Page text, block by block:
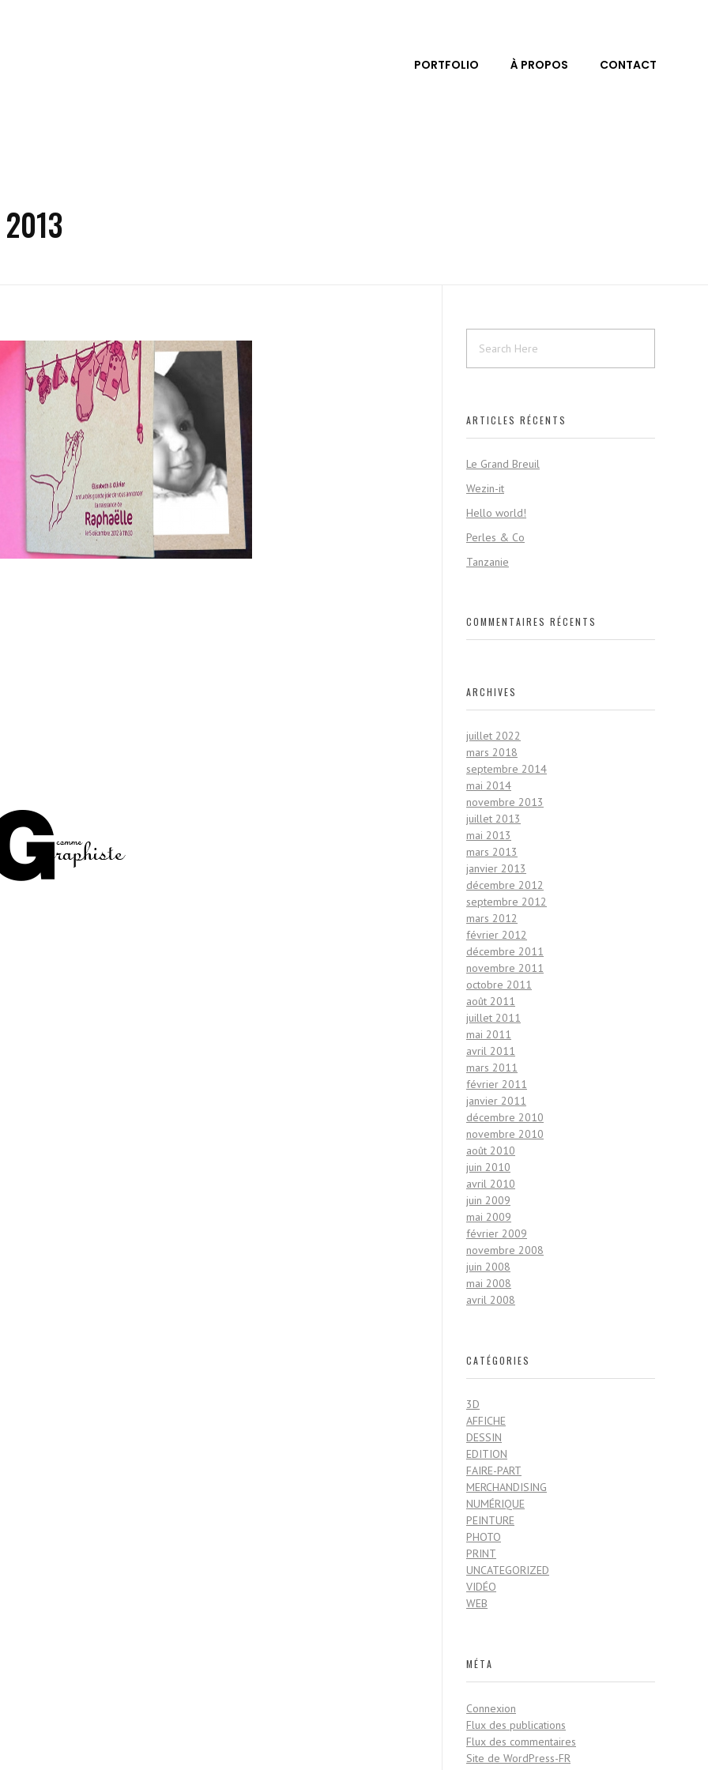
PORTFOLIO À PROPOS CONTACT
ARTICLES RÉCENTS
Le Grand Breuil
Wezin-it
Hello world!
Perles & Co
Tanzanie
COMMENTAIRES RÉCENTS
ARCHIVES
juillet 2022
mars 2018
septembre 2014
mai 2014
novembre 2013
juillet 2013
mai 2013
mars 2013
janvier 2013
décembre 2012
septembre 2012
mars 2012
février 2012
décembre 2011
novembre 2011
octobre 2011
août 2011
juillet 2011
mai 2011
avril 2011
mars 2011
février 2011
janvier 2011
décembre 2010
novembre 2010
août 2010
juin 2010
avril 2010
juin 2009
mai 2009
février 2009
novembre 2008
juin 2008
mai 2008
avril 2008
CATÉGORIES
3D
AFFICHE
DESSIN
EDITION
FAIRE-PART
MERCHANDISING
NUMÉRIQUE
PEINTURE
PHOTO
PRINT
UNCATEGORIZED
VIDÉO
WEB
MÉTA
Connexion
Flux des publications
Flux des commentaires
Site de WordPress-FR